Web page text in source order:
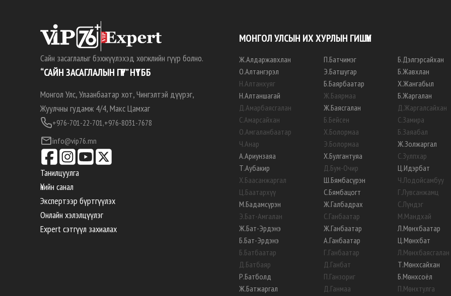
Сайн засаглалыг бэхжүүлэхэд хөгжлийн гүүр болно.
“САЙН ЗАСАГЛАЛЫН ГҮҮР” НҮТББ
Монгол Улс, Улаанбаатар хот, Чингэлтэй дүүрэг,
Жуулчны гудамж 4/4, Макс Цамхаг
+976-701-22-701,+976-8031-7678
info@vip76.mn
Танилцуулга
Үнийн санал
Экспертээр бүртгүүлэх
Онлайн хэлэлцүүлэг
Expert сэтгүүл захиалах
МОНГОЛ УЛСЫН ИХ ХУРЛЫН ГИШҮҮН
Ж.Алдаржавхлан
О.Алтангэрэл
Н.Алтанхуяг
Н.Алтаншагай
Д.Амарбаясгалан
С.Амарсайхан
О.Амгаланбаатар
Ч.Анар
А.Ариунзаяа
Т.Аубакир
Х.Баасанжаргал
Ц.Баатархүү
М.Бадамсүрэн
Э.Бат-Амгалан
Ж.Бат-Эрдэнэ
Б.Бат-Эрдэнэ
Б.Батбаатар
Д.Батбаяр
Р.Батболд
Ж.Батжаргал
П.Батчимэг
Э.Батшугар
Б.Баярбаатар
Ж.Баярмаа
Ж.Баясгалан
Б.Бейсен
Х.Болормаа
Э.Болормаа
Х.Булгантуяа
Д.Бум-Очир
Ш.Бямбасүрэн
С.Бямбацогт
Ж.Галбадрах
С.Ганбаатар
Ж.Ганбаатар
А.Ганбаатар
Г.Ганбаатар
Д.Ганбат
П.Ганзориг
Д.Ганмаа
Б.Дэлгэрсайхан
Б.Жавхлан
Х.Жангабыл
Б.Жаргалан
Д.Жаргалсайхан
С.Замира
Б.Заяабал
Ж.Золжаргал
С.Зулпхар
Ц.Идэрбат
Ч.Лодойсамбуу
Г.Лувсанжамц
С.Лүндэг
М.Мандхай
Л.Мөнхбаатар
Ц.Мөнхбат
Л.Мөнхбаясгалан
Т.Мөнхсайхан
Б.Мөнхсоёл
П.Мөнхтулга